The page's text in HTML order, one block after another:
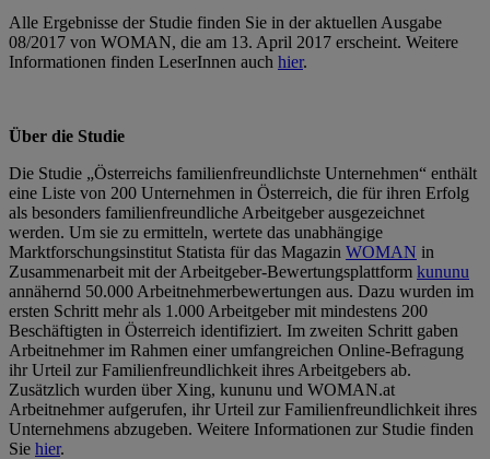
Alle Ergebnisse der Studie finden Sie in der aktuellen Ausgabe
08/2017 von WOMAN, die am 13. April 2017 erscheint. Weitere
Informationen finden LeserInnen auch hier.
Über die Studie
Die Studie „Österreichs familienfreundlichste Unternehmen“ enthält
eine Liste von 200 Unternehmen in Österreich, die für ihren Erfolg
als besonders familienfreundliche Arbeitgeber ausgezeichnet
werden. Um sie zu ermitteln, wertete das unabhängige
Marktforschungsinstitut Statista für das Magazin WOMAN in
Zusammenarbeit mit der Arbeitgeber-Bewertungsplattform kununu
annähernd 50.000 Arbeitnehmerbewertungen aus. Dazu wurden im
ersten Schritt mehr als 1.000 Arbeitgeber mit mindestens 200
Beschäftigten in Österreich identifiziert. Im zweiten Schritt gaben
Arbeitnehmer im Rahmen einer umfangreichen Online-Befragung
ihr Urteil zur Familienfreundlichkeit ihres Arbeitgebers ab.
Zusätzlich wurden über Xing, kununu und WOMAN.at
Arbeitnehmer aufgerufen, ihr Urteil zur Familienfreundlichkeit ihres
Unternehmens abzugeben. Weitere Informationen zur Studie finden
Sie hier.